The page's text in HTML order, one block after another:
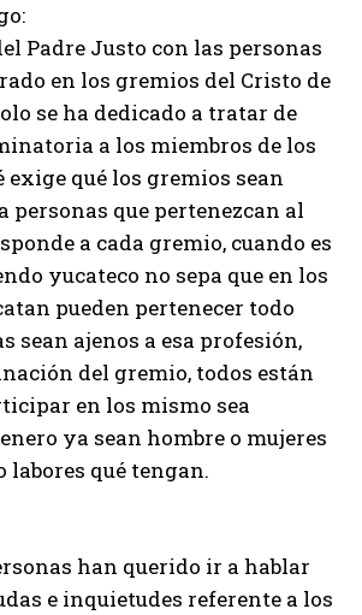
Padre Justo con las personas
en los gremios del Cristo de
se ha dedicado a tratar de
a los miembros de los
exige qué los gremios sean
personas que pertenezcan al
a cada gremio, cuando es
yucateco no sepa que en los
pueden pertenecer todo
sean ajenos a esa profesión,
del gremio, todos están
en los mismo sea
ya sean hombre o mujeres
labores qué tengan.
han querido ir a hablar
e inquietudes referente a los